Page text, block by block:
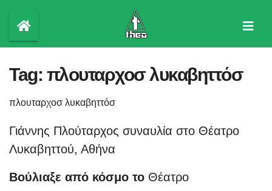
content
Tag: πλουταρχοσ λυκαβηττόσ
πλουταρχοσ λυκαβηττόσ
Γιάννης Πλούταρχος συναυλία στο Θέατρο
Λυκαβηττού, Αθήνα
Βούλιαξε από κόσμο το Θέατρο